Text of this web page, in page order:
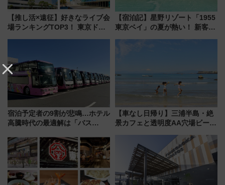
【推し活×遠征】好きなライブ会
場ランキングTOP3！ 東京ドー
場に何を求める？
【宿泊記】星野リゾート「1955
東京ベイ」の夏が熱い！ 新客室
メリカングルメ＆絶品スイーツ
宿泊予定者の9割が悲鳴…ホテル
高騰時代の最適解は「バス
した、推し活遠征や観光時のリ
アルな懐事情
【車なし日帰り】三浦半島・絶
景カフェと透明度AA穴場ビーチ
用してストレスフリー旅へ行こ